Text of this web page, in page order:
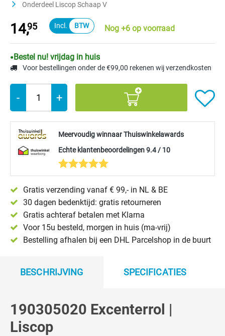
Onderdeel Liscop Schaap V
14,95 Nog +6 op voorraad
Bestel nu! vrijdag in huis
Voor bestellingen onder de €99,00 rekenen wij verzendkosten
- +
Meervoudig winnaar Thuiswinkelawards
Echte klantenbeoordelingen 9.4 / 10
Gratis verzending vanaf € 99,- in NL & BE
30 dagen bedenktijd: gratis retourneren
Gratis achteraf betalen met Klarna
Voor 15u besteld, morgen in huis (ma-vrij)
Bestelling afhalen bij een DHL Parcelshop in de buurt
BESCHRIJVING SPECIFICATIES
190305020 Excenterrol |
Liscop